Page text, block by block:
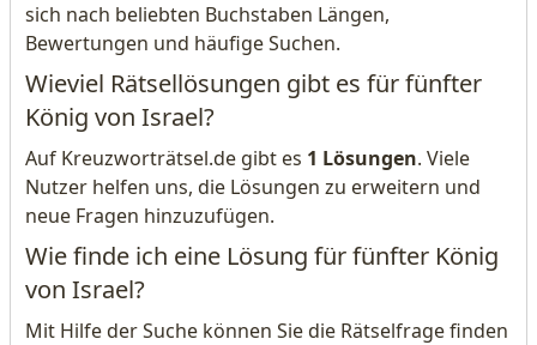
sich nach beliebten Buchstaben Längen,
Bewertungen und häufige Suchen.
Wieviel Rätsellösungen gibt es für fünfter
König von Israel?
Auf Kreuzworträtsel.de gibt es 1 Lösungen. Viele
Nutzer helfen uns, die Lösungen zu erweitern und
neue Fragen hinzuzufügen.
Wie finde ich eine Lösung für fünfter König
von Israel?
Mit Hilfe der Suche können Sie die Rätselfrage finden